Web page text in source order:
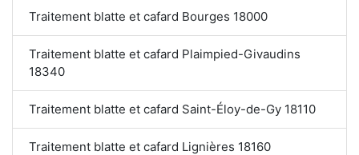
Traitement blatte et cafard Bourges 18000
Traitement blatte et cafard Plaimpied-Givaudins
18340
Traitement blatte et cafard Saint-Éloy-de-Gy 18110
Traitement blatte et cafard Lignières 18160